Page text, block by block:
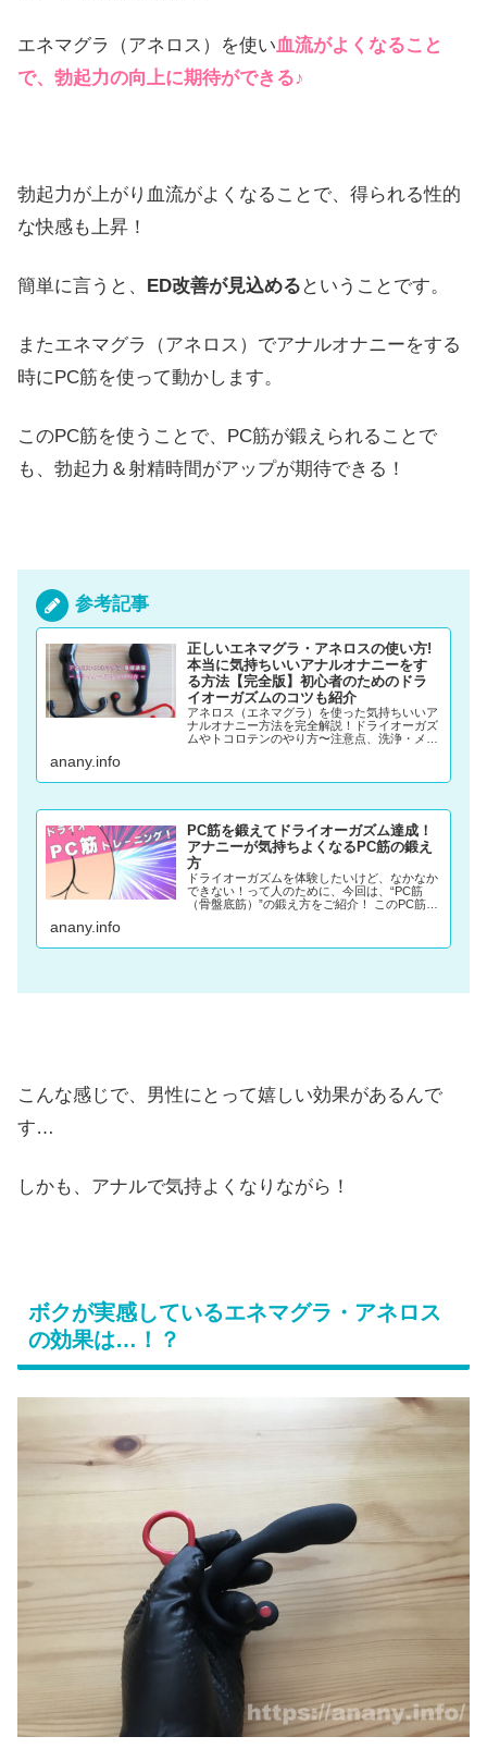
エネマグラ（アネロス）を使い血流がよくなること
で、勃起力の向上に期待ができる♪
勃起力が上がり血流がよくなることで、得られる性的
な快感も上昇！
簡単に言うと、 ED改善が見込める ということです。
またエネマグラ（アネロス）でアナルオナニーをする
時にPC筋を使って動かします。
このPC筋を使うことで、PC筋が鍛えられることで
も、勃起力＆射精時間がアップが期待できる！
参考記事
正しいエネマグラ・アネロスの使い方!
本当に気持ちいいアナルオナニーをす
る方法【完全版】初心者のためのドラ
イオーガズムのコツも紹介
アネロス（エネマグラ）を使った気持ちいいア
ナルオナニー方法を完全解説！ドライオーガズ
ムやトコロテンのやり方〜注意点、洗浄・メン
anany.info
PC筋を鍛えてドライオーガズム達成！
アナニーが気持ちよくなるPC筋の鍛え
方
ドライオーガズムを体験したいけど、なかなか
できない！って人のために、今回は、“PC筋
（骨盤底筋）”の鍛え方をご紹介！ このPC筋を
anany.info
こんな感じで、男性にとって嬉しい効果があるんで
す…
しかも、アナルで気持よくなりながら！
ボクが実感しているエネマグラ・アネロス
の効果は…！？